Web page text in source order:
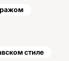
стиле